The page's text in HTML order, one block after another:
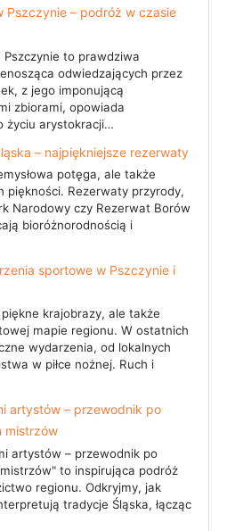
Pszczynie – podróż w czasie
to prawdziwa
odwiedzających przez
z jego imponującą
zbiorami, opowiada
życiu arystokracji…
– najpiękniejsze rezerwaty
potęga, ale także
piękności. Rezerwaty przyrody,
Narodowy czy Rezerwat Borów
bioróżnorodnością i
sportowe w Pszczynie i
krajobrazy, ale także
mapie regionu. W ostatnich
wydarzenia, od lokalnych
w piłce nożnej. Ruch i
artystów – przewodnik po
mistrzów
artystów – przewodnik po
to inspirująca podróż
regionu. Odkryjmy, jak
tradycje Śląska, łącząc